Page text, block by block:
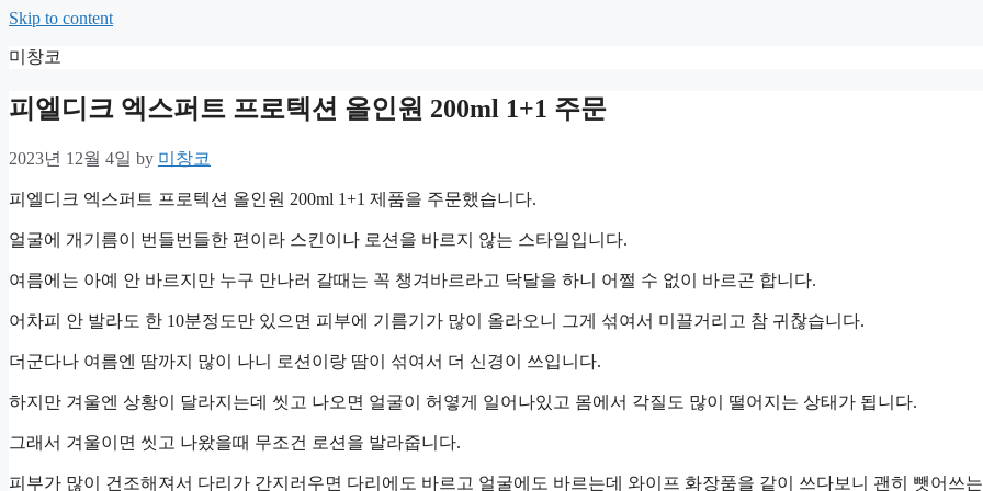
Skip to content
미창코
피엘디크 엑스퍼트 프로텍션 올인원 200ml 1+1 주문
2023년 12월 4일 by 미창코
피엘디크 엑스퍼트 프로텍션 올인원 200ml 1+1 제품을 주문했습니다.
얼굴에 개기름이 번들번들한 편이라 스킨이나 로션을 바르지 않는 스타일입니다.
여름에는 아예 안 바르지만 누구 만나러 갈때는 꼭 챙겨바르라고 닥달을 하니 어쩔 수 없이 바르곤 합니다.
어차피 안 발라도 한 10분정도만 있으면 피부에 기름기가 많이 올라오니 그게 섞여서 미끌거리고 참 귀찮습니다.
더군다나 여름엔 땀까지 많이 나니 로션이랑 땀이 섞여서 더 신경이 쓰입니다.
하지만 겨울엔 상황이 달라지는데 씻고 나오면 얼굴이 허옇게 일어나있고 몸에서 각질도 많이 떨어지는 상태가 됩니다.
그래서 겨울이면 씻고 나왔을때 무조건 로션을 발라줍니다.
피부가 많이 건조해져서 다리가 간지러우면 다리에도 바르고 얼굴에도 바르는데 와이프 화장품을 같이 쓰다보니 괜히 뺏어쓰